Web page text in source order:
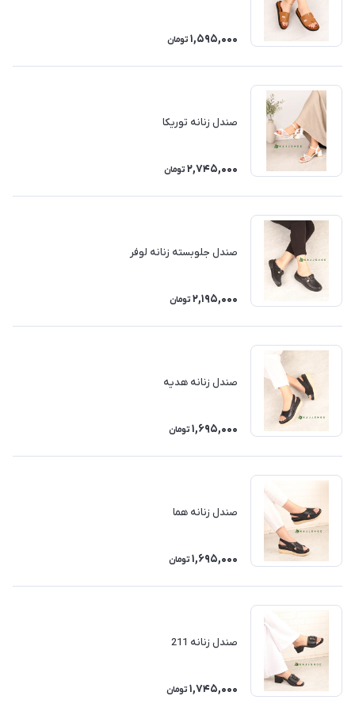
1,595,000 تومان
صندل زنانه توریکا
2,745,000 تومان
صندل جلوبسته زنانه لوفر
2,195,000 تومان
صندل زنانه هدیه
1,695,000 تومان
صندل زنانه هما
1,695,000 تومان
صندل زنانه 211
1,745,000 تومان